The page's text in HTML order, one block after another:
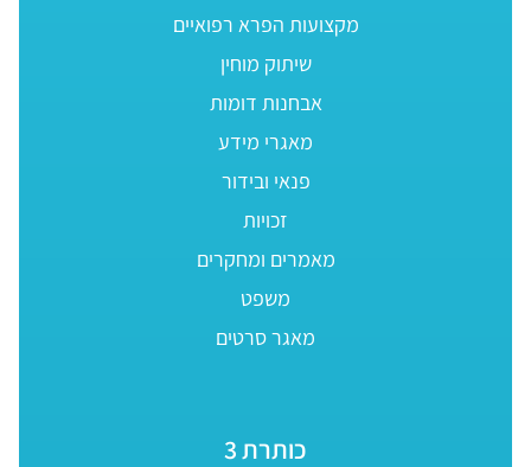
מקצועות הפרא רפואיים
שיתוק מוחין
אבחנות דומות
מאגרי מידע
פנאי ובידור
זכויות
מאמרים ומחקרים
משפט
מאגר סרטים
כותרת 3